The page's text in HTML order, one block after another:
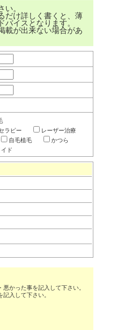
い。
だけ詳しく書くと、薄
イスとなります。
載が出来ない場合があ
ラピー
レーザー治療
自毛植毛
かつら
ド
かった事を記入して下さい。
入して下さい。